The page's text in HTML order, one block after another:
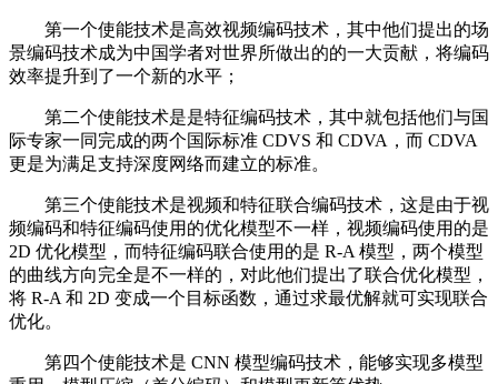
第一个使能技术是高效视频编码技术，其中他们提出的场
景编码技术成为中国学者对世界所做出的的一大贡献，将编码
效率提升到了一个新的水平；
第二个使能技术是是特征编码技术，其中就包括他们与国
际专家一同完成的两个国际标准 CDVS 和 CDVA，而 CDVA
更是为满足支持深度网络而建立的标准。
第三个使能技术是视频和特征联合编码技术，这是由于视
频编码和特征编码使用的优化模型不一样，视频编码使用的是
2D 优化模型，而特征编码联合使用的是 R-A 模型，两个模型
的曲线方向完全是不一样的，对此他们提出了联合优化模型，
将 R-A 和 2D 变成一个目标函数，通过求最优解就可实现联合
优化。
第四个使能技术是 CNN 模型编码技术，能够实现多模型